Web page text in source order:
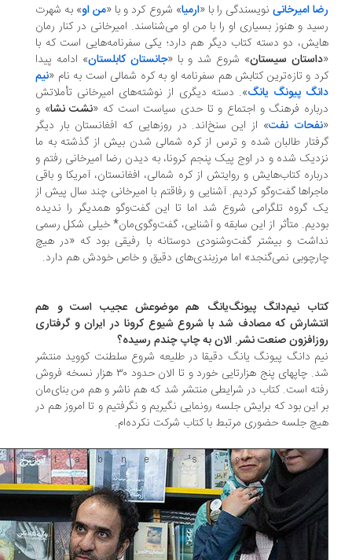
امیرخانینویسندگی را با «ارمیا» شروع کرد و با «من او » به شهرت
و هنوز بسیاری او را با من او می‌شناسند. امیرخانی در کنار رمان
دو دسته کتاب دیگر هم دارد؛ یکی سفرنامه‌هایی است که با
سیستان» شروع شد و با « جانستان کابلستان» ادامه پیدا
و تازه‌ترین کتابش هم سفرنامه او به کره شمالی است به نام «نیم
پیونگ یانگ». دسته دیگری از نوشته‌های امیرخانی تأملاتش
فرهنگ و اجتماع و تا حدی سیاست است که «نشت نشا» و
نفت» از این سنخ‌اند. در روزهایی که افغانستان بار دیگر
طالبان شده و ترس از کره شمالی شدن بیش از گذشته به ما
شده و در اوج پیک پنجم کرونا، به دیدن رضا امیرخانی رفتم و
کتاب‌هایش و روایتش از کره شمالی، افغانستان، آمریکا و باقی
گفت‌وگو کردیم. آشنایی و رفاقتم با امیرخانی چند سال پیش از
گروه تلگرامی شروع شد اما تا این گفت‌وگو همدیگر را ندیده
متأثر از این سابقه و آشنایی، گفت‌وگوی‌مان* خیلی شکل رسمی
و بیشتر گفت‌وشنودی دوستانه با رفیقی بود که «در هیچ
نمی‌گنجد» اما مرزبندی‌های دقیق و خاص خودش هم دارد.
نیم‌دانگ پیونگ‌یانگ هم موضوعش عجیب است و هم
که مصادف شد با شروع شیوع کرونا در ایران و گرفتاری
صنعت نشر. الان به چاپ چندم رسیده؟
دانگ پیونگ یانگ دقیقا در طلیعه شروع سلطنت کووید منتشر
شد. چاپهای پنج هزارتایی خورد و تا الان حدود ۳۰ هزار نسخه فروش
است. کتاب در شرایطی منتشر شد که هم ناشر و هم من بنای‌مان
این بود که برایش جلسه رونمایی نگیریم و نگرفتیم و تا امروز هم در
جلسه حضوری مرتبط با کتاب شرکت نکرده‌ام.